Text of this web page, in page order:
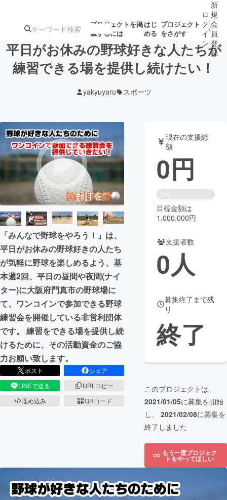
プロジェクトを掲
載するには
はじ
める
プロジェクト
をさがす
ジェクト
ロジェクト
アート・写真 音楽
テクノロジー・ガジェット ゲーム・サ
映像・映画 書籍・雑誌
ビジネス・起業 チャレンジ
まちづくり・地域活性化
CAMPFIRE for Social Good
CAMPFIRE Creation
CAMPFIREふるさと納税
ロ
グ
イ
ン
/
新
規
会
員
登
録
平日がお休みの野球好きな人たちが
練習できる場を提供し続けたい！
yakyuyaro スポーツ
「みんなで野球をやろう！」は、
平日がお休みの野球好きの人たち
が気軽に野球を楽しめるよう、基
本週2回、平日の昼間や夜間(ナイ
ター)に大阪府門真市の野球場に
て、ワンコインで参加できる野球
練習会を開催している非営利団体
です。 練習をできる場を提供し続
けるために、その活動資金のご協
力お願い致します。
ポスト
シェア
LINEで送る
URLコピー
埋め込み
QRコード
現在の支援総
額
0円
0%
目標金額は
1,000,000円
支援者数
0人
募集終了まで残
り
終了
このプロジェクトは、
2021/01/05に募集を開始
し、 2021/02/08に募集を
終了しました
もう一度プロジェク
トをやってほしい